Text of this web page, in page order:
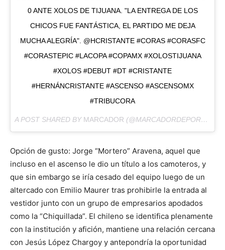
0 ANTE XOLOS DE TIJUANA. "LA ENTREGA DE LOS
CHICOS FUE FANTÁSTICA, EL PARTIDO ME DEJA
MUCHA ALEGRÍA". @HCRISTANTE #CORAS #CORASFC
#CORASTEPIC #LACOPA #COPAMX #XOLOSTIJUANA
#XOLOS #DEBUT #DT #CRISTANTE
#HERNÁNCRISTANTE #ASCENSO #ASCENSOMX
#TRIBUCORA
A POST SHARED BY MARCADOR (@MARCADORDEPORTES) ON
Opción de gusto: Jorge “Mortero” Aravena, aquel que
incluso en el ascenso le dio un título a los camoteros, y
que sin embargo se iría cesado del equipo luego de un
altercado con Emilio Maurer tras prohibirle la entrada al
vestidor junto con un grupo de empresarios apodados
como la “Chiquillada”. El chileno se identifica plenamente
con la institución y afición, mantiene una relación cercana
con Jesús López Chargoy y antepondría la oportunidad